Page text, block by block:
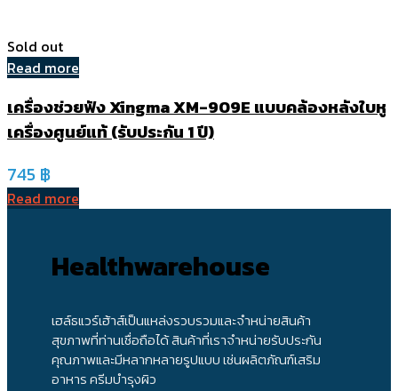
Sold out
Read more
เครื่องช่วยฟัง Xingma XM-909E แบบคล้องหลังใบหู
เครื่องศูนย์แท้ (รับประกัน 1 ปี)
745 ฿
Read more
Healthwarehouse
เฮล์ธแวร์เฮ้าส์เป็นแหล่งรวบรวมและจำหน่ายสินค้า
สุขภาพที่ท่านเชื่อถือได้ สินค้าที่เราจำหน่ายรับประกัน
คุณภาพและมีหลากหลายรูปแบบ เช่นผลิตภัณฑ์เสริม
อาหาร ครีมบำรุงผิว